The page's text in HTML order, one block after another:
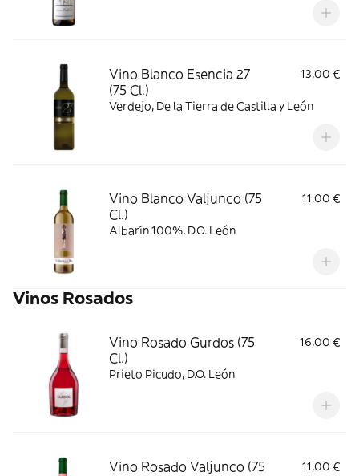
Vino Blanco Esencia 27
(75 Cl.)
13,00 €
Verdejo, De la Tierra de Castilla y León
Vino Blanco Valjunco (75
Cl.)
11,00 €
Albarín 100%, D.O. León
Vinos Rosados
Vino Rosado Gurdos (75
Cl.)
16,00 €
Prieto Picudo, D.O. León
Vino Rosado Valjunco (75
11,00 €